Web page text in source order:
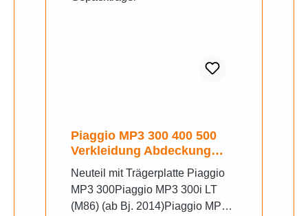
Piaggio MP3 300 400 500
Verkleidung Abdeckung
Gepäckträger
Neuteil mit Trägerplatte Piaggio
MP3 300Piaggio MP3 300i LT
(M86) (ab Bj. 2014)Piaggio MP3